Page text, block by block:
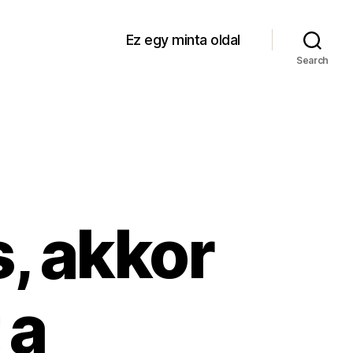
Ez egy minta oldal
Search
akkor